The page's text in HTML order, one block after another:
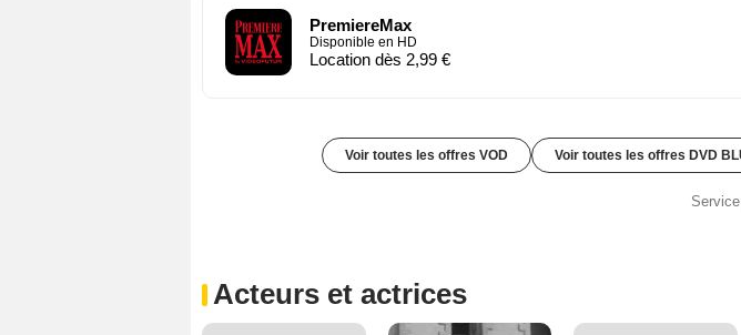
PremiereMax
Disponible en HD
Location dès 2,99 €
Voir toutes les offres VOD Voir toutes les offres DVD
Acteurs et actrices